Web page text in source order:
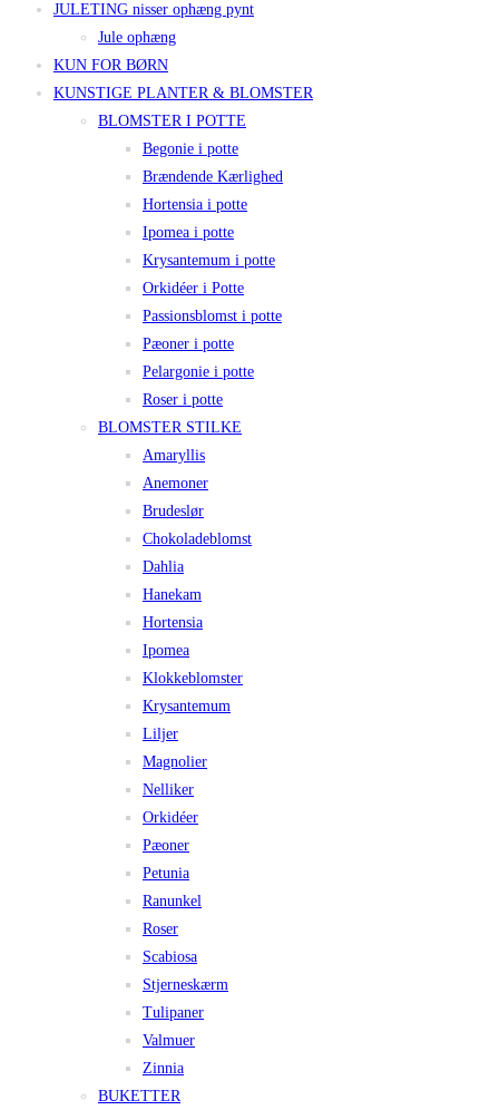
JULETING nisser ophæng pynt
Jule ophæng
KUN FOR BØRN
KUNSTIGE PLANTER & BLOMSTER
BLOMSTER I POTTE
Begonie i potte
Brændende Kærlighed
Hortensia i potte
Ipomea i potte
Krysantemum i potte
Orkidéer i Potte
Passionsblomst i potte
Pæoner i potte
Pelargonie i potte
Roser i potte
BLOMSTER STILKE
Amaryllis
Anemoner
Brudeslør
Chokoladeblomst
Dahlia
Hanekam
Hortensia
Ipomea
Klokkeblomster
Krysantemum
Liljer
Magnolier
Nelliker
Orkidéer
Pæoner
Petunia
Ranunkel
Roser
Scabiosa
Stjerneskærm
Tulipaner
Valmuer
Zinnia
BUKETTER